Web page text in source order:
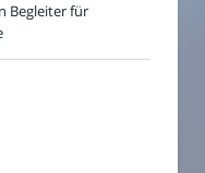
Begleiter für